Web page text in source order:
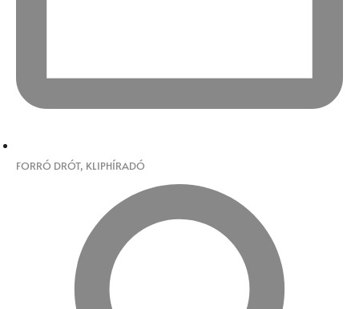
FORRÓ DRÓT, KLIPHÍRADÓ